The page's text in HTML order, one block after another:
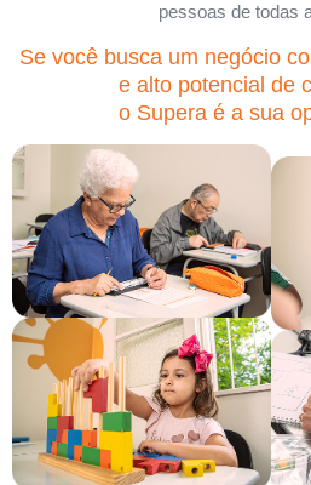
pessoas de todas
Se você busca um negócio
e alto potencial de
o Supera é a sua